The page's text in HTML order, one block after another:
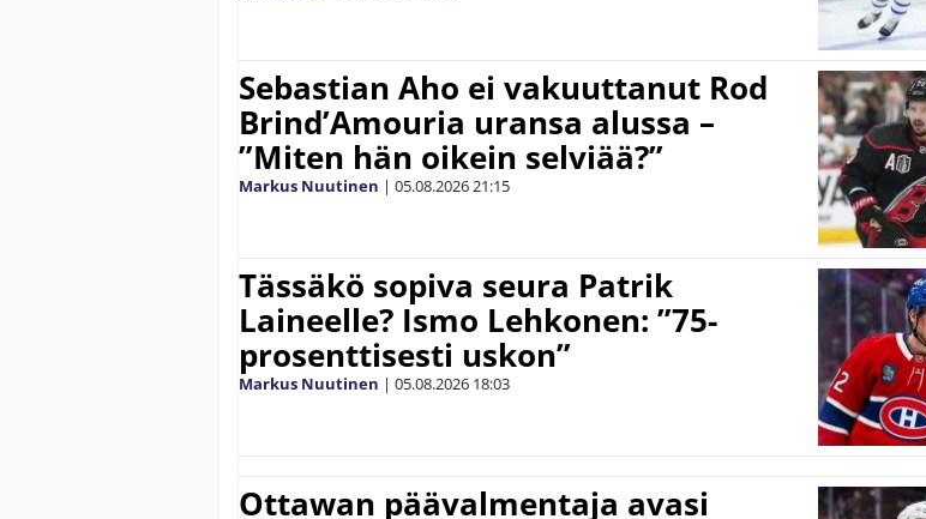
Sebastian Aho ei vakuuttanut Rod
Brind’Amouria uransa alussa –
”Miten hän oikein selviää?”
Markus Nuutinen | 05.08.202621:15
Tässäkö sopiva seura Patrik
Laineelle? Ismo Lehkonen: ”75-
prosenttisesti uskon”
Markus Nuutinen | 05.08.2026 18:03
Ottawan päävalmentaja avasi